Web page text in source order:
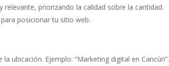
relevante, priorizando la calidad sobre la cantidad.
posicionar tu sitio web.
ubicación. Ejemplo: “Marketing digital en Cancún”.